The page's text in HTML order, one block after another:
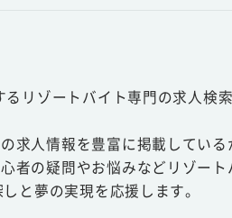
リゾートバイト専門の求人検
求人情報を豊富に掲載してい
者の疑問やお悩みなどリゾー
と夢の実現を応援します。